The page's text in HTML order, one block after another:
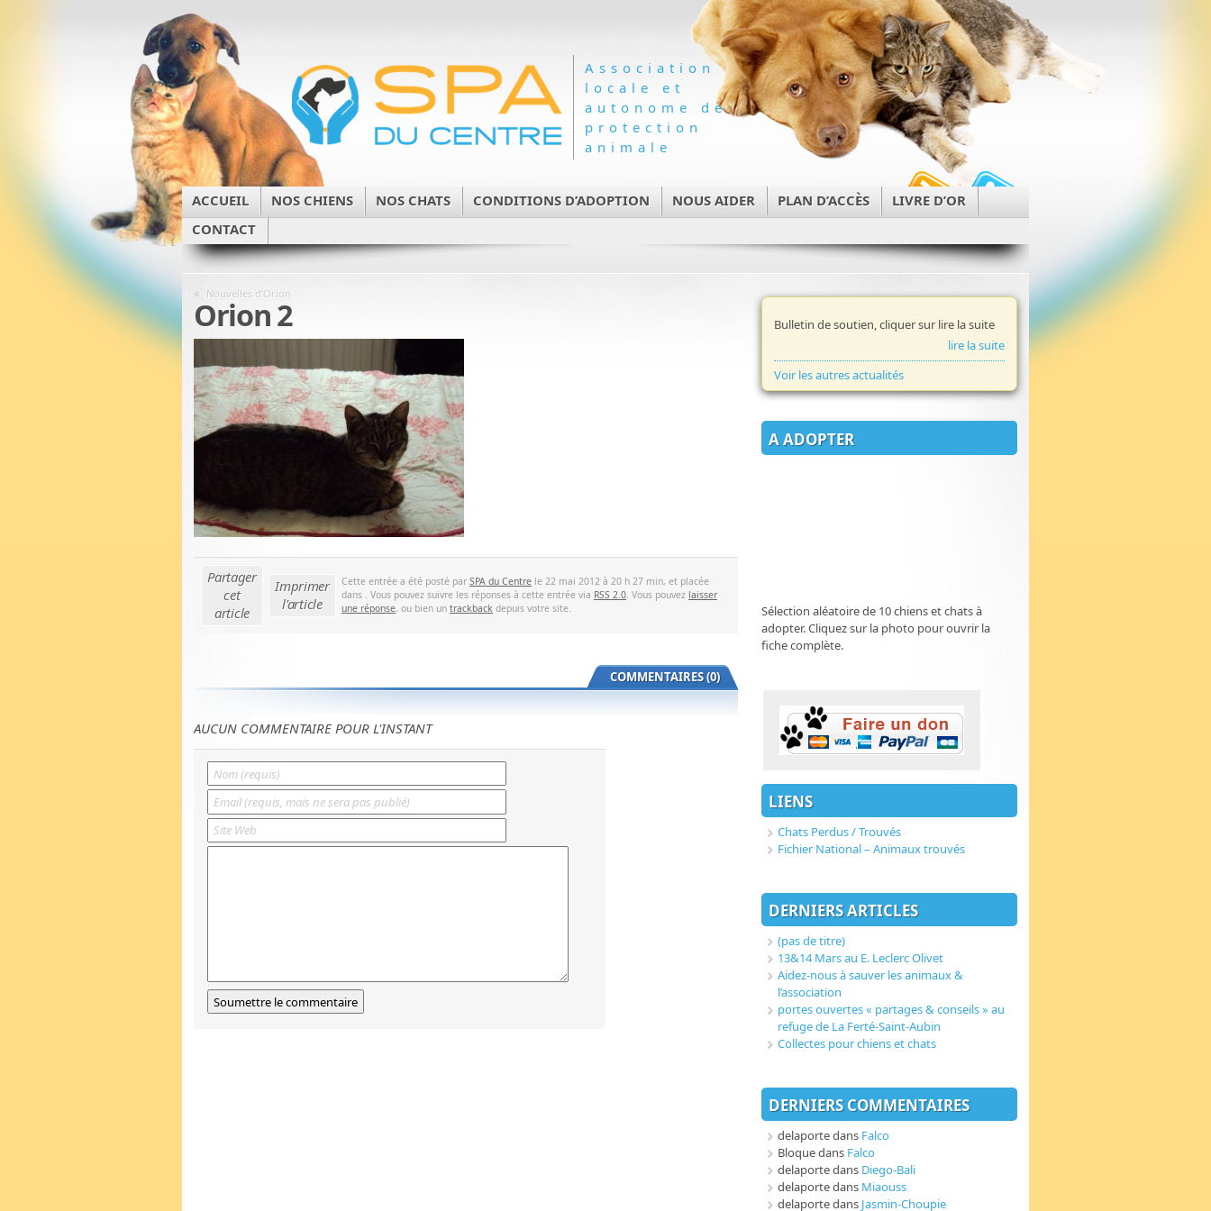
Association
locale et
autonome de
protection
animale
ACCUEIL NOS CHIENS NOS CHATS CONDITIONS D’ADOPTION NOUS AIDER PLAN D’ACCÈS
LIVRE D’OR
CONTACT
« Nouvelles d’Orion
Orion 2
Partager
cet
article
Imprimer
l'article
Cette entrée a été posté par SPA du Centre le 22 mai 2012 à 20 h 27 min, et placée
dans . Vous pouvez suivre les réponses à cette entrée via RSS 2.0. Vous pouvez laisser
une réponse, ou bien un trackback depuis votre site.
COMMENTAIRES (0)
AUCUN COMMENTAIRE POUR L'INSTANT
Bulletin de soutien, cliquer sur lire la suite
lire la suite
Voir les autres actualités
A ADOPTER
Sélection aléatoire de 10 chiens et chats à
adopter. Cliquez sur la photo pour ouvrir la
fiche complète.
LIENS
Chats Perdus / Trouvés
Fichier National – Animaux trouvés
DERNIERS ARTICLES
(pas de titre)
13&14 Mars au E. Leclerc Olivet
Aidez-nous à sauver les animaux &
l’association
portes ouvertes « partages & conseils » au
refuge de La Ferté-Saint-Aubin
Collectes pour chiens et chats
DERNIERS COMMENTAIRES
delaportedans Falco
Bloquedans Falco
delaportedans Diego-Bali
delaportedans Miaouss
delaportedans Jasmin-Choupie